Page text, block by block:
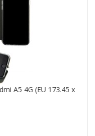
A5 4G (EU 173.45 x